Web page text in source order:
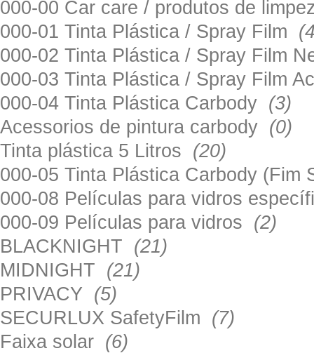
000-00 Car care / produtos de
000-01 Tinta Plástica / Spray Film
000-02 Tinta Plástica / Spray Film
000-03 Tinta Plástica / Spray Film
000-04 Tinta Plástica Carbody (3)
Acessorios de pintura carbody (0)
Tinta plástica 5 Litros (20)
000-05 Tinta Plástica Carbody
000-08 Películas para vidros
000-09 Películas para vidros (2)
BLACKNIGHT (21)
MIDNIGHT (21)
PRIVACY (5)
SECURLUX SafetyFilm (7)
Faixa solar (6)